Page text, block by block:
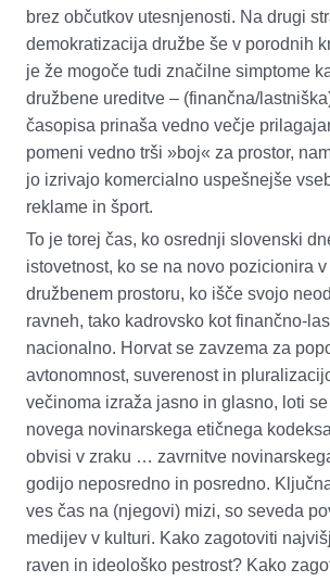
brez občutkov utesnjenosti. Na drugi
demokratizacija družbe še v porodnih
je že mogoče tudi značilne simptome
družbene ureditve – (finančna/
časopisa prinaša vedno večje
pomeni vedno trši »boj« za prostor,
jo izrivajo komercialno uspešnejše
reklame in šport.
To je torej čas, ko osrednji slovenski
istovetnost, ko se na novo pozicionira
družbenem prostoru, ko išče svojo
ravneh, tako kadrovsko kot finančno-
nacionalno. Horvat se zavzema za
avtonomnost, suverenost in
večinoma izraža jasno in glasno, loti
novega novinarskega etičnega
obvisi v zraku … zavrnitve
godijo neposredno in posredno.
ves čas na (njegovi) mizi, so seveda
medijev v kulturi. Kako zagotoviti
raven in ideološko pestrost? Kako